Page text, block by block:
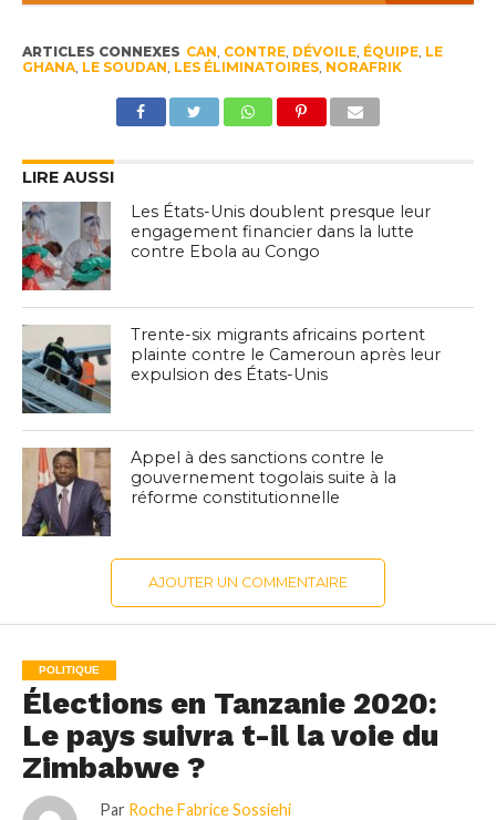
ARTICLES CONNEXES CAN CONTRE, DÉVOILE, ÉQUIPE, LE
GHANA, LE SOUDAN LES ÉLIMINATOIRES, NORAFRIK
LIRE AUSSI
Les États-Unis doublent presque leur
engagement financier dans la lutte
contre Ebola au Congo
Trente-six migrants africains portent
plainte contre le Cameroun après leur
expulsion des États-Unis
Appel à des sanctions contre le
gouvernement togolais suite à la
réforme constitutionnelle
AJOUTER UN COMMENTAIRE
POLITIQUE
Élections en Tanzanie 2020:
Le pays suivra t-il la voie du
Zimbabwe ?
Par Roche Fabrice Sossiehi